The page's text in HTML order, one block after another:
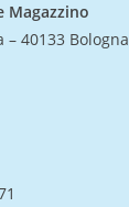
Magazzino
40133 Bologna